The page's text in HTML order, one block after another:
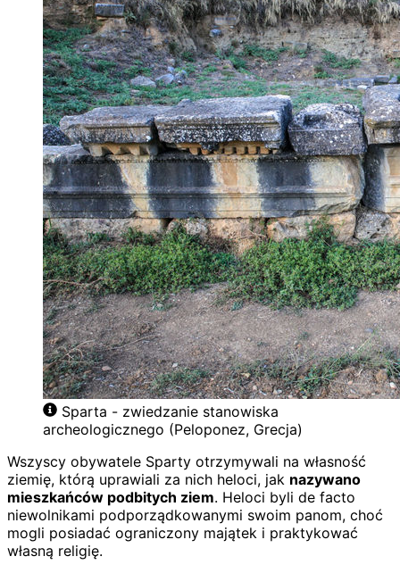
Sparta - zwiedzanie stanowiska
archeologicznego (Peloponez, Grecja)
Wszyscy obywatele Sparty otrzymywali na własność
ziemię, którą uprawiali za nich heloci, jak nazywano
mieszkańców podbitych ziem. Heloci byli de facto
niewolnikami podporządkowanymi swoim panom, choć
mogli posiadać ograniczony majątek i praktykować
własną religię.